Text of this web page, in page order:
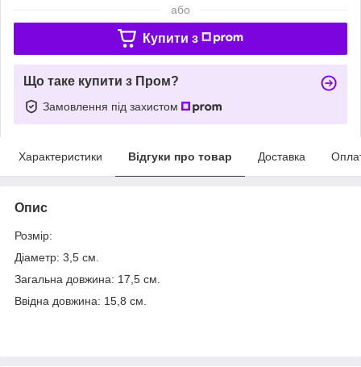
або
Купити з
Що таке купити з Пром?
Замовлення під захистом
Характеристики Відгуки про товар Доставка
Опис
Розмір:
Діаметр: 3,5 см.
Загальна довжина: 17,5 см.
Ввідна довжина: 15,8 см.